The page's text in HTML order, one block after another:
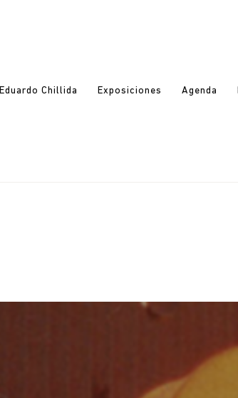
Eduardo Chillida Exposiciones Agenda